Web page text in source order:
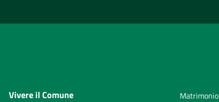
Vivere il Comune Matrimonio